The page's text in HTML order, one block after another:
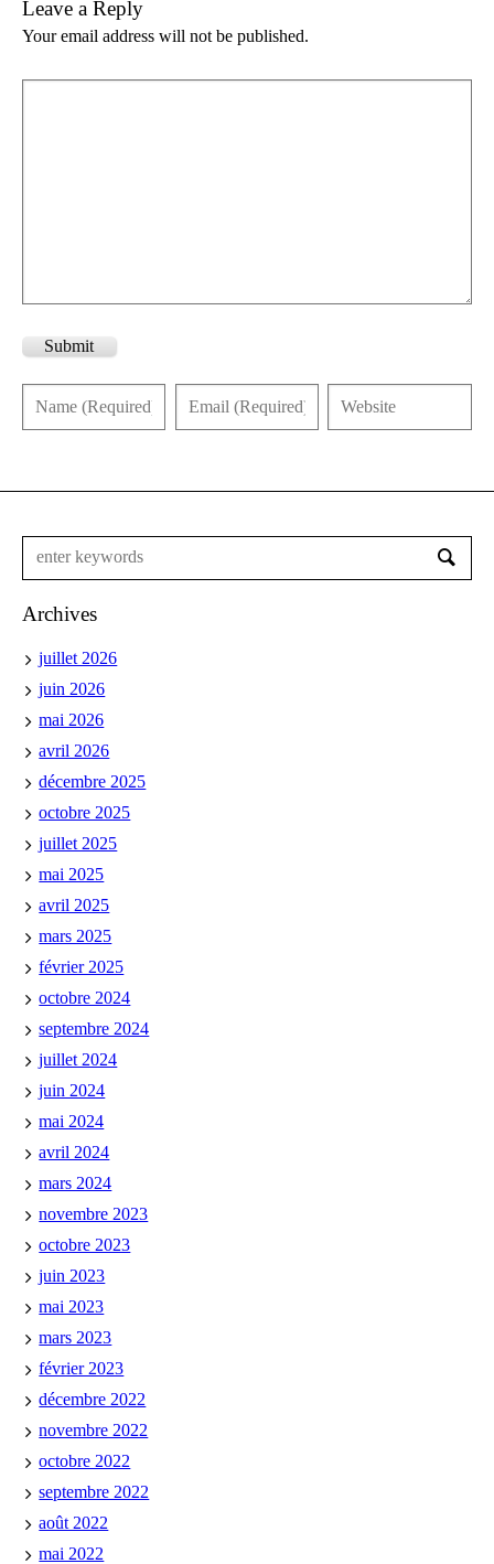
Leave a Reply
Your email address will not be published.
Submit
Archives
juillet 2026
juin 2026
mai 2026
avril 2026
décembre 2025
octobre 2025
juillet 2025
mai 2025
avril 2025
mars 2025
février 2025
octobre 2024
septembre 2024
juillet 2024
juin 2024
mai 2024
avril 2024
mars 2024
novembre 2023
octobre 2023
juin 2023
mai 2023
mars 2023
février 2023
décembre 2022
novembre 2022
octobre 2022
septembre 2022
août 2022
mai 2022